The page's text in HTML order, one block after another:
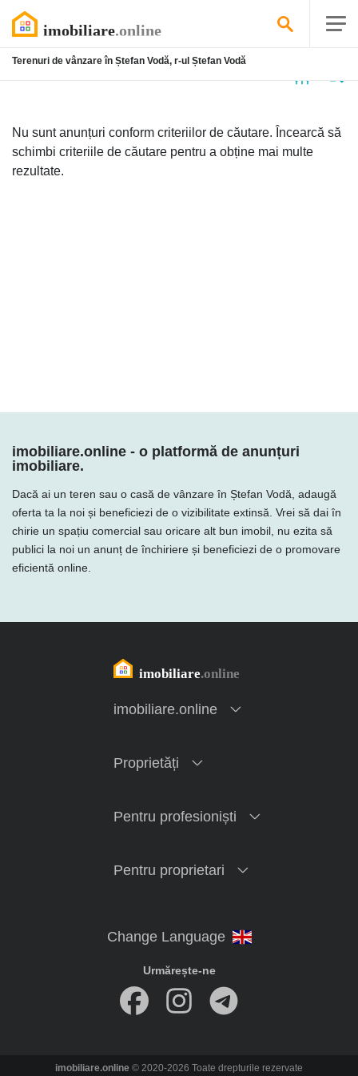
Terenuri de vânzare în Ștefan Vodă, r-ul Ștefan Vodă
Nu sunt anunțuri conform criteriilor de căutare. Încearcă să
schimbi criteriile de căutare pentru a obține mai multe
rezultate.
imobiliare.online - o platformă de anunțuri
imobiliare.
Dacă ai un teren sau o casă de vânzare în Ștefan Vodă, adaugă
oferta ta la noi și beneficiezi de o vizibilitate extinsă. Vrei să dai în
chirie un spațiu comercial sau oricare alt bun imobil, nu ezita să
publici la noi un anunț de închiriere și beneficiezi de o promovare
eficientă online.
imobiliare.online
Proprietăți
Pentru profesioniști
Pentru proprietari
Urmărește-ne
imobiliare.online © 2020-2026 Toate drepturile rezervate